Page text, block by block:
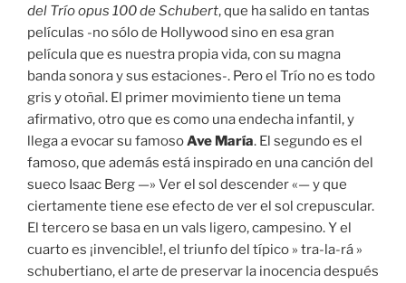
del Trío opus 100 de Schubert, que ha salido en tantas
películas -no sólo de Hollywood sino en esa gran
película que es nuestra propia vida, con su magna
banda sonora y sus estaciones-. Pero el Trío no es todo
gris y otoñal. El primer movimiento tiene un tema
afirmativo, otro que es como una endecha infantil, y
llega a evocar su famosoAve María. El segundo es el
famoso, que además está inspirado en una canción del
sueco Isaac Berg —» Ver el sol descender «— y que
ciertamente tiene ese efecto de ver el sol crepuscular.
El tercero se basa en un vals ligero, campesino. Y el
cuarto es ¡invencible!, el triunfo del típico » tra-la-rá »
schubertiano, el arte de preservar la inocencia después